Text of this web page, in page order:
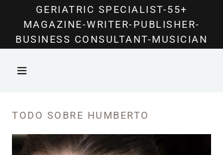
GERIATRIC SPECIALIST-55+
MAGAZINE-WRITER-PUBLISHER-
BUSINESS CONSULTANT-MUSICIAN
TODO SOBRE HUMBERTO